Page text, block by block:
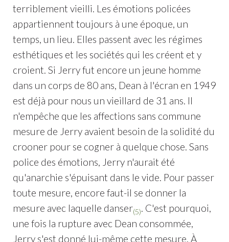
terriblement vieilli. Les émotions policées
appartiennent toujours à une époque, un
temps, un lieu. Elles passent avec les régimes
esthétiques et les sociétés qui les créent et y
croient. Si Jerry fut encore un jeune homme
dans un corps de 80 ans, Dean à l'écran en 1949
est déjà pour nous un vieillard de 31 ans. Il
n'empêche que les affections sans commune
mesure de Jerry avaient besoin de la solidité du
crooner pour se cogner à quelque chose. Sans
police des émotions, Jerry n'aurait été
qu'anarchie s'épuisant dans le vide. Pour passer
toute mesure, encore faut-il se donner la
mesure avec laquelle danser(5). C'est pourquoi,
une fois la rupture avec Dean consommée,
Jerry s'est donné lui-même cette mesure. À